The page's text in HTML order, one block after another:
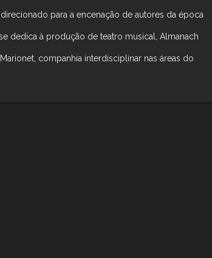
para a encenação de autores da época
dedica à produção de teatro musical, Almanach
companhia interdisciplinar nas áreas do